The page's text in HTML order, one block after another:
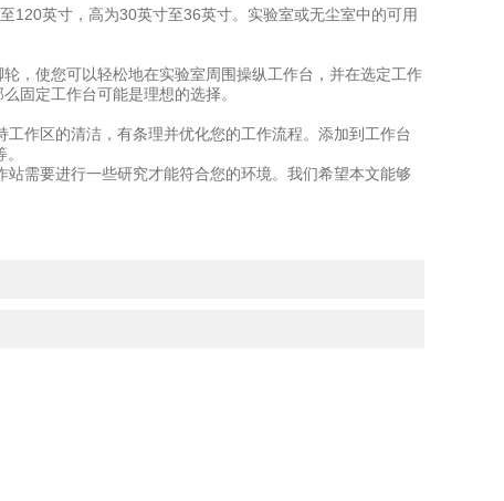
120英寸，高为30英寸至36英寸。实验室或无尘室中的可用
，使您可以轻松地在实验室周围操纵工作台，并在选定工作
固定工作台可能是理想的选择。
作区的清洁，有条理并优化您的工作流程。添加到工作台
需要进行一些研究才能符合您的环境。我们希望本文能够